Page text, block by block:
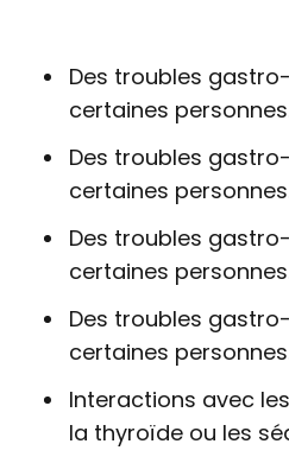
Des troubles
certaines
Des troubles
certaines
Des troubles
certaines
Des troubles
certaines
Interactions avec
la thyroïde ou les